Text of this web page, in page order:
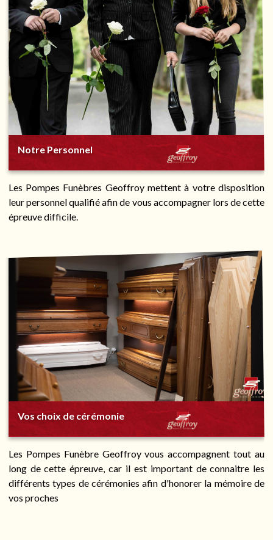
Notre Personnel
Les Pompes Funèbres Geoffroy mettent à votre disposition
leur personnel qualifié afin de vous accompagner lors de cette
épreuve difficile.
Vos choix de cérémonie
Les Pompes Funèbre Geoffroy vous accompagnent tout au
long de cette épreuve, car il est important de connaitre les
différents types de cérémonies afin d'honorer la mémoire de
vos proches